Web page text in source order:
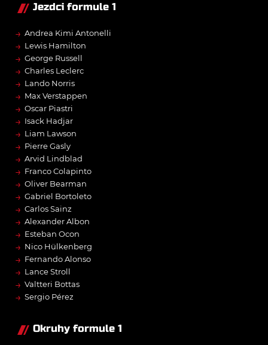
Jezdci formule 1
→ Andrea Kimi Antonelli
→ Lewis Hamilton
→ George Russell
→ Charles Leclerc
→ Lando Norris
→ Max Verstappen
→ Oscar Piastri
→ Isack Hadjar
→ Liam Lawson
→ Pierre Gasly
→ Arvid Lindblad
→ Franco Colapinto
→ Oliver Bearman
→ Gabriel Bortoleto
→ Carlos Sainz
→ Alexander Albon
→ Esteban Ocon
→ Nico Hülkenberg
→ Fernando Alonso
→ Lance Stroll
→ Valtteri Bottas
→ Sergio Pérez
Okruhy formule 1